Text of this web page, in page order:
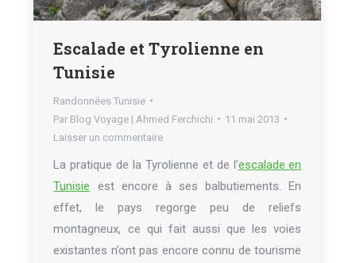
Escalade et Tyrolienne en
Tunisie
Randonnées Tunisie
Par Blog Voyage | Ahmed Ferchichi
11 mai 2013
Laisser un commentaire
La pratique de la Tyrolienne et de l’escalade en
Tunisie est encore à ses balbutiements. En
effet, le pays regorge peu de reliefs
montagneux, ce qui fait aussi que les voies
existantes n’ont pas encore connu de tourisme